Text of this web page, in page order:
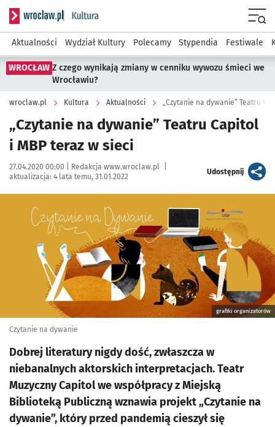
Serwis informacyjny wroclaw.pl podserwis: Kultura
Aktualności Wydział Kultury Polecamy Stypendia Festiwale
WROCŁAW Z czego wynikają zmiany w cenniku wywozu śmieci we
Wrocławiu?
wroclaw.pl Kultura Aktualności „Czytanie na dywanie” Teatru
„Czytanie na dywanie” Teatru Capitol
i MBP teraz w sieci
Data publikacji:
27.04.2020 00:00 | Autor:
Redakcja www.wroclaw.pl
aktualizacja: 4 lata temu, 31.01.2022
Udostępnijartykuł
grafiki organizatorów
Czytanie na dywanie
Dobrej literatury nigdy dość, zwłaszcza w
niebanalnych aktorskich interpretacjach. Teatr
Muzyczny Capitol we współpracy z Miejską
Biblioteką Publiczną wznawia projekt „Czytanie na
dywanie”, który przed pandemią cieszył się